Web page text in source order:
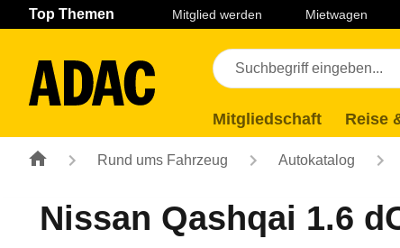
Navigation Seiteninhalt Fußzeile
Top Themen Mitglied werden Mietwagen
Mitgliedschaft Reise
Rund ums Fahrzeug Autokatalog
Nissan Qashqai 1.6